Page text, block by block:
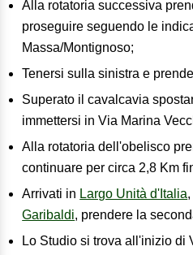
Alla rotatoria successiva
proseguire seguendo le
Massa/Montignoso;
Tenersi sulla sinistra e
Superato il cavalcavia
immettersi in Via Marina
Alla rotatoria dell'obelisco
continuare per circa 2,8 Km
Arrivati in Largo Unità d'Italia
Garibaldi, prendere la
Lo Studio si trova all'inizio di